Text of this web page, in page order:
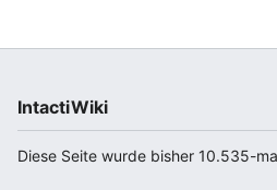
IntactiWiki
Diese Seite wurde bisher 10.535-